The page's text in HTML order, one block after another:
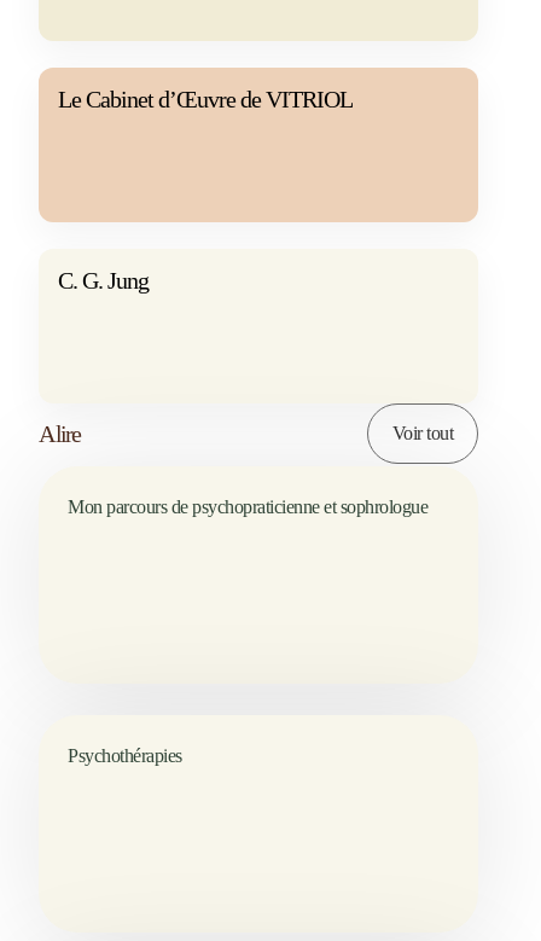
Le Cabinet d’Œuvre de VITRIOL
C. G. Jung
A lire Voir tout
Mon parcours de psychopraticienne et sophrologue
Psychothérapies